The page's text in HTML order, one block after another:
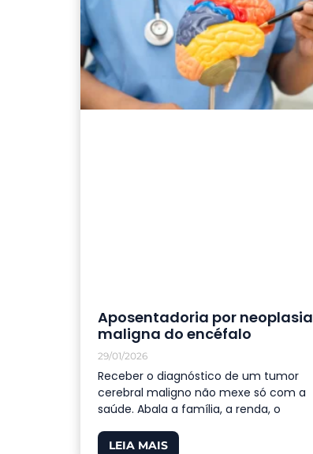
Aposentadoria por neoplasia
maligna do encéfalo
29/01/2026
Receber o diagnóstico de um tumor
cerebral maligno não mexe só com a
saúde. Abala a família, a renda, o
LEIA MAIS